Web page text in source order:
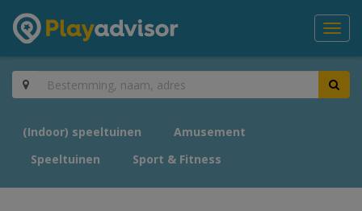
(Indoor) speeltuinen
Amusement
Speeltuinen
Sport & Fitness